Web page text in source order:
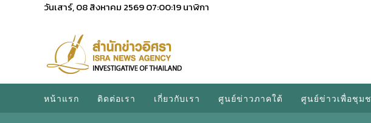
วันเสาร์, 08 สิงหาคม 256907:00:19นาฬิกา
หน้าแรก ติดต่อเรา เกี่ยวกับเรา ศูนย์ข่าวภาคใต้ ศูนย์ข่าวเพื่อชุม